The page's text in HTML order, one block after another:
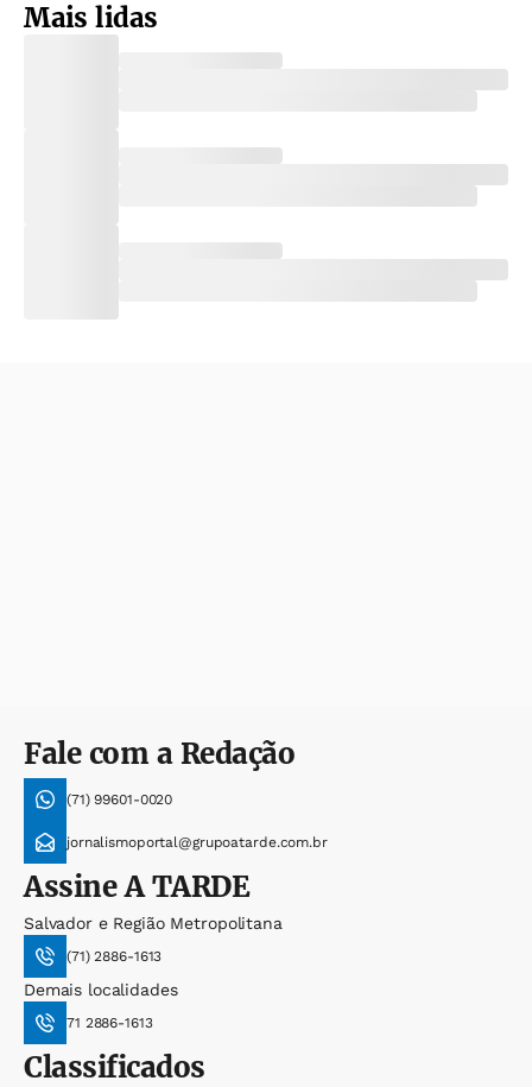
Mais lidas
Fale com a Redação
(71) 99601-0020
jornalismoportal@grupoatarde.com.br
AssineA TARDE
Salvador e Região Metropolitana
(71) 2886-1613
Demais localidades
71 2886-1613
Classificados